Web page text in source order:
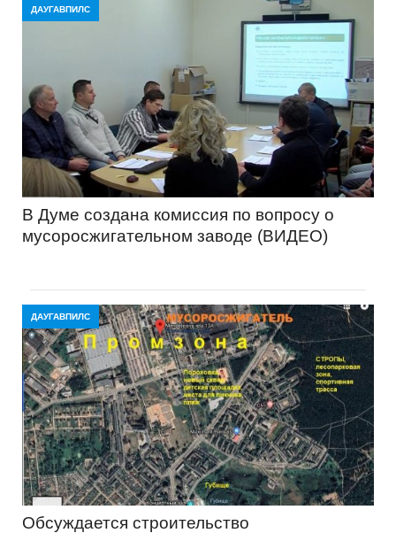
ДАУГАВПИЛС
В Думе создана комиссия по вопросу о
мусоросжигательном заводе (ВИДЕО)
ДАУГАВПИЛС
Обсуждается строительство